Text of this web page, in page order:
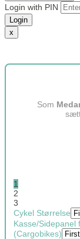
Login with PIN
Login
x
Som
1
2
3
Cykel Størrelse
Kasse/Sidepanel
(Cargobikes)